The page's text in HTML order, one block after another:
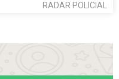
RADAR POLICIAL